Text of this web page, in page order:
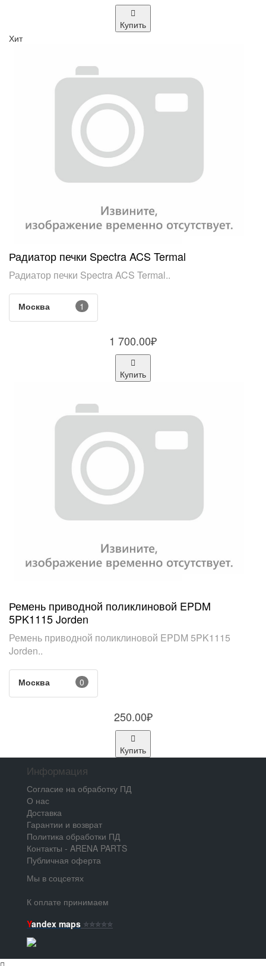
Купить
Хит
Радиатор печки Spectra ACS Termal
Радиатор печки Spectra ACS Termal..
Москва 1
1 700.00₽
Купить
Ремень приводной поликлиновой EPDM
5PK1115 Jorden
Ремень приводной поликлиновой EPDM 5PK1115
Jorden..
Москва 0
250.00₽
Купить
Информация
Согласие на обработку ПД
О нас
Доставка
Гарантии и возврат
Политика обработки ПД
Контакты - ARENA PARTS
Публичная оферта
Мы в соцсетях
К оплате принимаем
Yandex maps ⭐️⭐️⭐️⭐️⭐️